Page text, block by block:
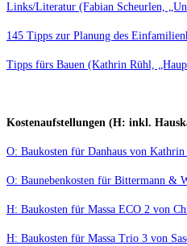
Links/Literatur (Fabian Scheurlen,
145 Tipps zur Planung des
Tipps fürs Bauen (Kathrin Rühl,
Kostenaufstellungen (H: inkl.
O: Baukosten für Danhaus von
O: Baunebenkosten für Bittermann &
H: Baukosten für Massa ECO 2 von
H: Baukosten für Massa Trio 3 von